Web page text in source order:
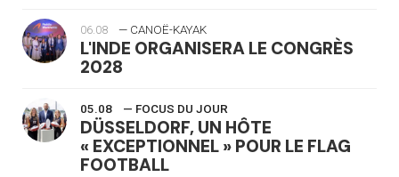
06.08 — CANOË-KAYAK
L'INDE ORGANISERA LE CONGRÈS
2028
05.08 — FOCUS DU JOUR
DÜSSELDORF, UN HÔTE
« EXCEPTIONNEL » POUR LE FLAG
FOOTBALL